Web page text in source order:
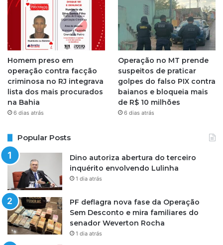
Homem preso em
operação contra facção
criminosa no RJ integrava
lista dos mais procurados
na Bahia
6 dias atrás
Operação no MT prende
suspeitos de praticar
golpes do falso PIX contra
baianos e bloqueia mais
de R$ 10 milhões
6 dias atrás
Popular Posts
Dino autoriza abertura do terceiro
inquérito envolvendo Lulinha
1 dia atrás
PF deflagra nova fase da Operação
Sem Desconto e mira familiares do
senador Weverton Rocha
1 dia atrás